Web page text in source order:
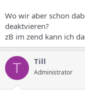
Wo wir aber schon
deaktvieren?
zB im zend kann ich
T Till
Administrator